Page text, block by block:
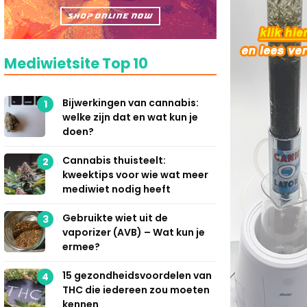
Mediwietsite Top 10
1
Bijwerkingen van cannabis:
welke zijn dat en wat kun je
doen?
2
Cannabis thuisteelt:
kweektips voor wie wat meer
mediwiet nodig heeft
3
Gebruikte wiet uit de
vaporizer (AVB) – Wat kun je
ermee?
4
15 gezondheidsvoordelen van
THC die iedereen zou moeten
kennen